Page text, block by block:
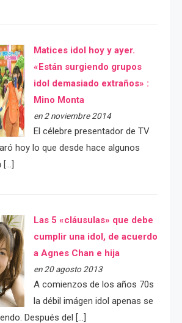
Matices idol hoy y ayer.
«Están surgiendo grupos
idol demasiado extraños» :
Mino Monta
en 2 noviembre 2014
El célebre presentador de TV
hoy lo que desde hace algunos
[…]
Las 5 «cláusulas» que debe
cumplir una idol, de acuerdo
a Agnes Chan e hija
en 20 agosto 2013
A comienzos de los años 70s
la débil imágen idol apenas se
Después del […]